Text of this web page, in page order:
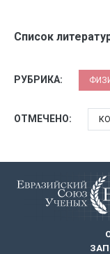
Список
РУБРИКА:
ОТМЕЧЕНО: